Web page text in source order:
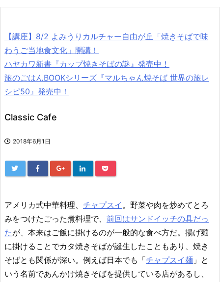
【講座】8/2 よみうりカルチャー自由が丘「焼きそばで味
わうご当地食文化」開講！
ハヤカワ新書『カップ焼きそばの謎』発売中！
旅のごはんBOOKシリーズ『マルちゃん焼そば 世界の旅レ
シピ50』発売中！
Classic Cafe
2018年6月1日
アメリカ式中華料理、 チャプスイ 。野菜や肉を炒めてとろ
みをつけたごった煮料理で、 前回はサンドイッチの具だっ
たが、本来はご飯に掛けるのが一般的な食べ方だ。揚げ麺
に掛けることでカタ焼きそばが誕生したこともあり、焼き
そばとも関係が深い。例えば日本でも「チャプスイ麺 」と
いう名前であんかけ焼きそばを提供している店があるし、